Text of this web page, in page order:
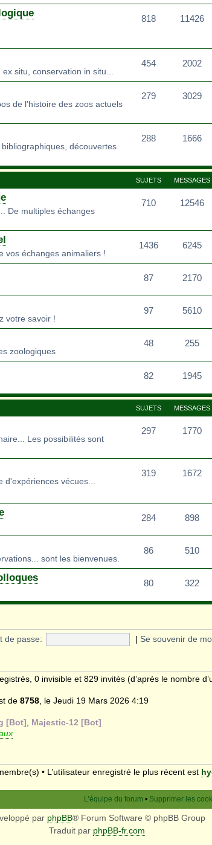
818 11426
situ, conservation in situ...
454 2002
de l'histoire des zoos actuels
279 3029
découvertes
288 1666
SUJETS MESSAGES
De multiples échanges
710 12546
vos échanges animaliers !
1436 6245
87 2170
votre savoir !
97 5610
zoologiques
48 255
82 1945
SUJETS MESSAGES
Les possibilités sont
297 1770
vécues...
319 1672
284 898
sont les bienvenues.
86 510
80 322
de passe: | Se souvenir de
0 invisible et 829 invités (d’après le nombre
de 8758, le Jeudi 19 Mars 2026 4:19
[Bot], Majestic-12 [Bot]
• L’utilisateur enregistré le plus récent est
L’équipe du forum • Supprimer les
par phpBB® Forum Software © phpBB Group
Traduit par phpBB-fr.com